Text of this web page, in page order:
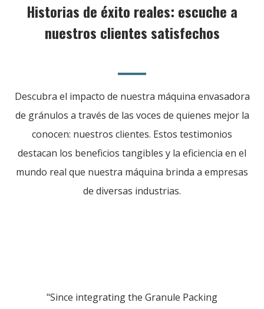
Historias de éxito reales: escuche a
nuestros clientes satisfechos
Descubra el impacto de nuestra máquina envasadora
de gránulos a través de las voces de quienes mejor la
conocen: nuestros clientes. Estos testimonios
destacan los beneficios tangibles y la eficiencia en el
mundo real que nuestra máquina brinda a empresas
de diversas industrias.
"Since integrating the Granule Packing